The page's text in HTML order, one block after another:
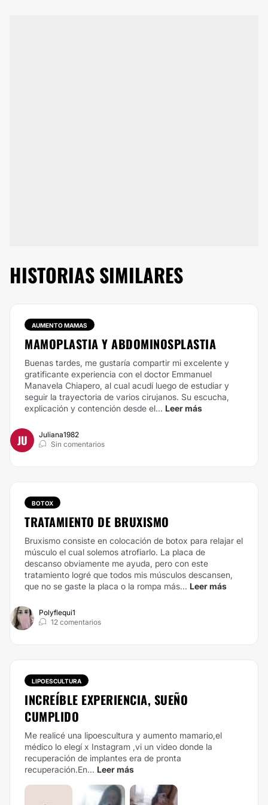
HISTORIAS SIMILARES
AUMENTO MAMAS
MAMOPLASTIA Y ABDOMINOSPLASTIA
Buenas tardes, me gustaría compartir mi excelente y
gratificante experiencia con el doctor Emmanuel
Manavela Chiapero, al cual acudí luego de estudiar y
seguir la trayectoria de varios cirujanos. Su escucha,
explicación y contención desde el... Leer más
JU
Juliana1982
Sin comentarios
BOTOX
TRATAMIENTO DE BRUXISMO
Bruxismo consiste en colocación de botox para relajar el
músculo el cual solemos atrofiarlo. La placa de
descanso obviamente me ayuda, pero con este
tratamiento logré que todos mis músculos descansen,
que no se gaste la placa o la rompa más... Leer más
Polyflequi1
12 comentarios
LIPOESCULTURA
INCREÍBLE EXPERIENCIA, SUEÑO
CUMPLIDO
Me realicé una lipoescultura y aumento mamario,el
médico lo elegí x Instagram ,vi un video donde la
recuperación de implantes era de pronta
recuperación.En... Leer más